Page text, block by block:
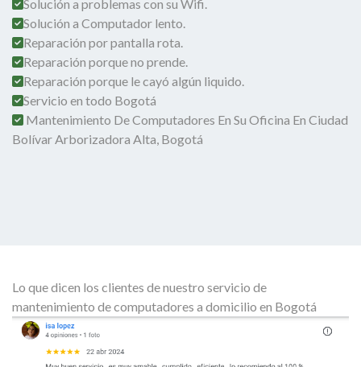
Solución a problemas con su Wifi.
Solución a Computador lento.
Reparación por pantalla rota.
Reparación porque no prende.
Reparación porque le cayó algún liquido.
Servicio en todo Bogotá
Mantenimiento De Computadores En Su Oficina En Ciudad
Bolívar Arborizadora Alta, Bogotá
Lo que dicen los clientes de nuestro servicio de
mantenimiento de computadores a domicilio en Bogotá